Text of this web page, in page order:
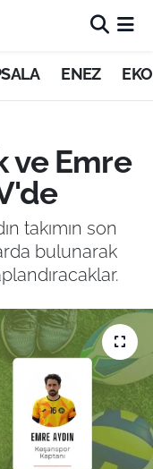
ENEZ
ve Emre
takımın son
bulunarak